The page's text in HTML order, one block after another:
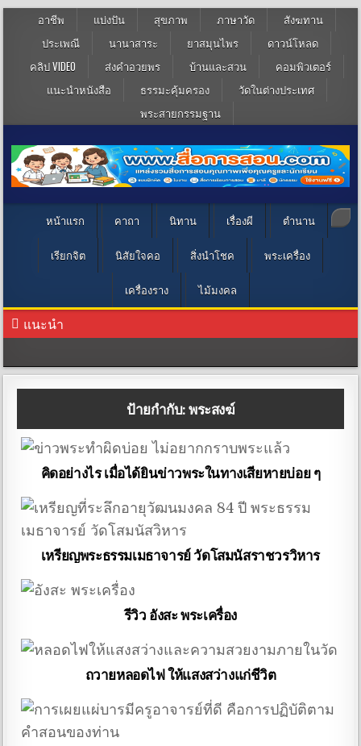
อาชีพ แบ่งปัน สุขภาพ ภาษาวัด
สังฆทาน
ประเพณี
นานาสาระ ยาสมุนไพร
ดาวน์โหลด
คลิป VIDEO
ส่งคำอวยพร บ้านและสวน
คอมพิวเตอร์
แนะนำหนังสือ
ธรรมะคุ้มครอง
วัดในต่างประเทศ
พระสายกรรมฐาน
หน้าแรก คาถา นิทาน เรื่องผี ตำนาน
เรียกจิต นิสัยใจคอ สิ่งนำโชค พระเครื่อง
เครื่องราง ไม้มงคล
แนะนำ
ป้ายกำกับ:พระสงฆ์
คิดอย่างไร เมื่อได้ยินข่าวพระในทางเสียหายบ่อย ๆ
เหรียญพระธรรมเมธาจารย์ วัดโสมนัสราชวรวิหาร
รีวิว อังสะ พระเครื่อง
ถวายหลอดไฟ ให้แสงสว่างแก่ชีวิต